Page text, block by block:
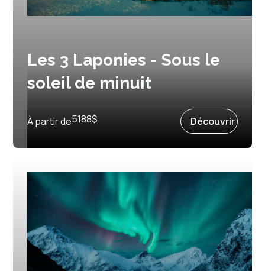
Les 3 Laponies - Sous le
soleil de minuit
À partir de5188$ Découvrir